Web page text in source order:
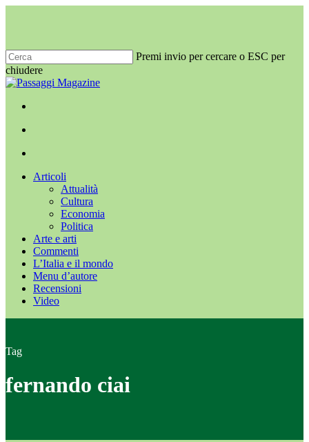
principale
Premi invio per cercare o ESC per
chiudere
Chiudi
Menu
cerca
Menu
Articoli
Attualità
Cultura
Economia
Politica
Arte e arti
Commenti
L’Italia e il mondo
Menu d’autore
Recensioni
Video
Tag
fernando ciai